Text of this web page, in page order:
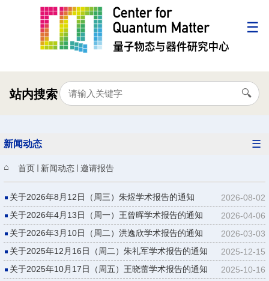
站内搜索
新闻动态
首页 新闻动态 邀请报告
关于2026年8月12日（周三）朱煜学术报告的通知
2026-08-02
关于2026年4月13日（周一）王曾晖学术报告的通知
2026-04-06
关于2026年3月10日（周二）洪逸欣学术报告的通知
2026-03-03
关于2025年12月16日（周二）朱礼军学术报告的通知
2025-12-15
关于2025年10月17日（周五）王晓蕾学术报告的通知
2025-10-16